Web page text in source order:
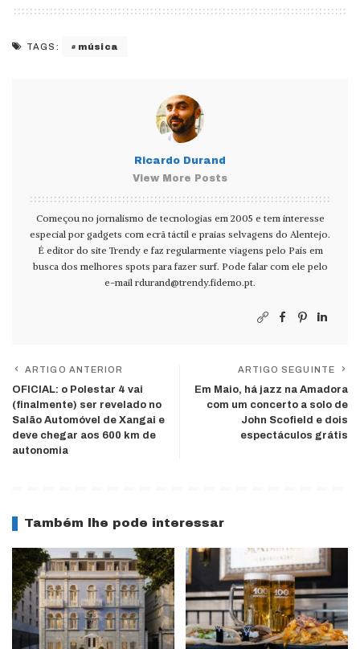
TAGS: música
Ricardo Durand
View More Posts
Começou no jornalismo de tecnologias em 2005 e tem interesse
especial por gadgets com ecrã táctil e praias selvagens do Alentejo.
É editor do site Trendy e faz regularmente viagens pelo País em
busca dos melhores spots para fazer surf. Pode falar com ele pelo
e-mail rdurand@trendy.fidemo.pt.
ARTIGO ANTERIOR
OFICIAL: o Polestar 4 vai
(finalmente) ser revelado no
Salão Automóvel de Xangai e
deve chegar aos 600 km de
autonomia
ARTIGO SEGUINTE
Em Maio, há jazz na Amadora
com um concerto a solo de
John Scofield e dois
espectáculos grátis
Também lhe pode interessar